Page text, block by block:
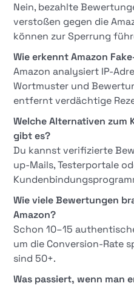
Nein, bezahlte
verstoßen gegen die
können zur Sperrung
Wie erkennt Amazon
Amazon analysiert IP-
Wortmuster und
entfernt verdächtige
Welche Alternativen zum
gibt es?
Du kannst verifizierte
up-Mails, Testerportale
Wie viele Bewertungen
Amazon?
Schon 10–15
um die Conversion-Rate
sind 50+.
Was passiert, wenn man